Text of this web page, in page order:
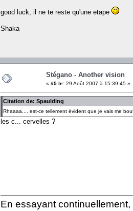
good luck, il ne te reste qu'une etape
Shaka
Stégano - Another vision
« #5 le: 29 Août 2007 à 15:39:45 »
Citation de: Spaulding
Rhaaaa.... est-ce tellement évident que je vais me
les c... cervelles ?
En essayant